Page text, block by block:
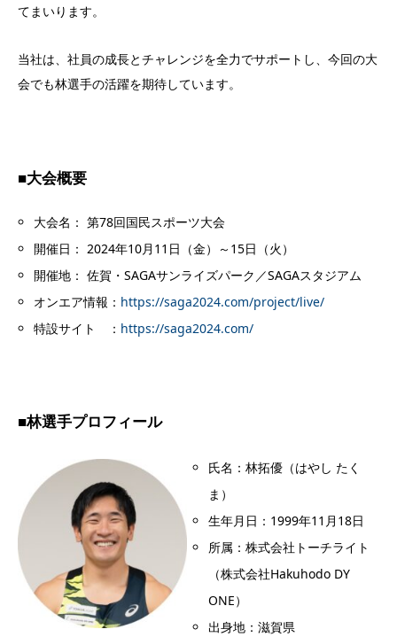
てまいります。
当社は、社員の成長とチャレンジを全力でサポートし、今回の大
会でも林選手の活躍を期待しています。
■大会概要
大会名： 第78回国民スポーツ大会
開催日： 2024年10月11日（金）～15日（火）
開催地： 佐賀・SAGAサンライズパーク／SAGAスタジアム
オンエア情報： https://saga2024.com/project/live/
特設サイト ： https://saga2024.com/
■林選手プロフィール
氏名： 林拓優（はやし たく
ま）
生年月日： 1999年11月18日
所属：株式会社トーチライト
（株式会社Hakuhodo DY
ONE）
出身地：滋賀県